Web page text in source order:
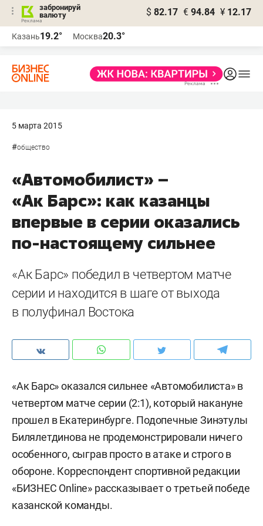
забронируй
валюту
$ 82.17 € 94.84 ¥ 12.17
Казань19.2° Москва20.3°
5 марта 2015
#общество
«Автомобилист» –
«Ак Барс»: как казанцы
впервые в серии оказались
по-настоящему сильнее
«Ак Барс» победил в четвертом матче
серии и находится в шаге от выхода
в полуфинал Востока
«Ак Барс» оказался сильнее «Автомобилиста» в
четвертом матче серии (2:1), который накануне
прошел в Екатеринбурге. Подопечные Зинэтулы
Билялетдинова не продемонстрировали ничего
особенного, сыграв просто в атаке и строго в
обороне. Корреспондент спортивной редакции
«БИЗНЕС Online» рассказывает о третьей победе
казанской команды.